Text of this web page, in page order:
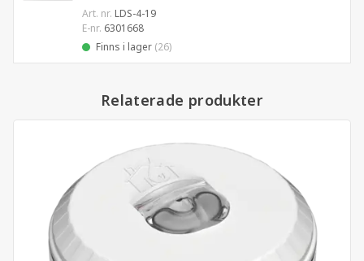
Art. nr. LDS-4-19
E-nr. 6301668
Finns i lager (26)
Relaterade produkter